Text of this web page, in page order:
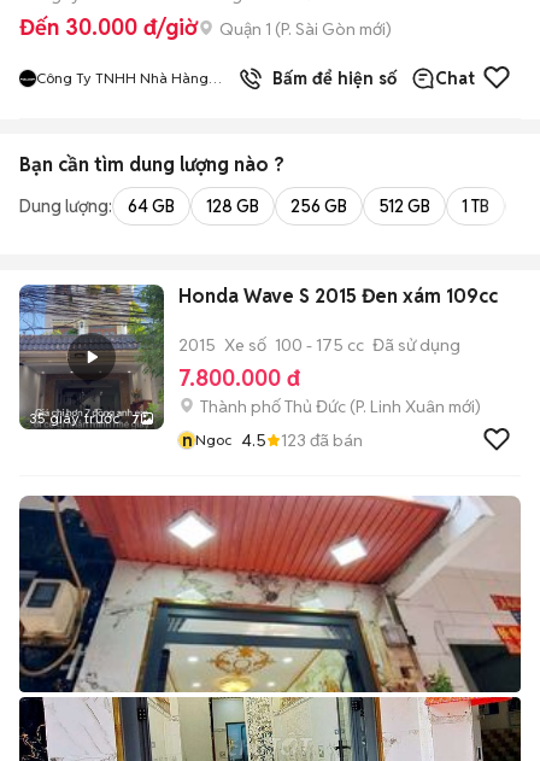
Đến 30.000 đ/giờ Quận 1 (P. Sài Gòn mới)
Công Ty TNHH Nhà Hàng
9đã bán
Bấm để hiện số Chat
Bạn cần tìm dung lượng nào ?
Dung lượng: 64 GB 128 GB 256 GB 512 GB 1 TB
35 giây trước 7
Honda Wave S 2015 Đen xám 109cc
2015 Xe số 100 - 175 cc Đã sử dụng
7.800.000 đ
Thành phố Thủ Đức (P. Linh Xuân mới)
nNgoc 4.5 123 đã bán